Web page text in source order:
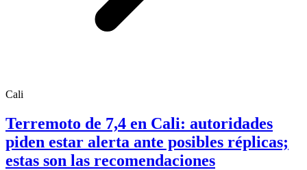
Cali
Terremoto de 7,4 en Cali: autoridades
piden estar alerta ante posibles réplicas;
estas son las recomendaciones